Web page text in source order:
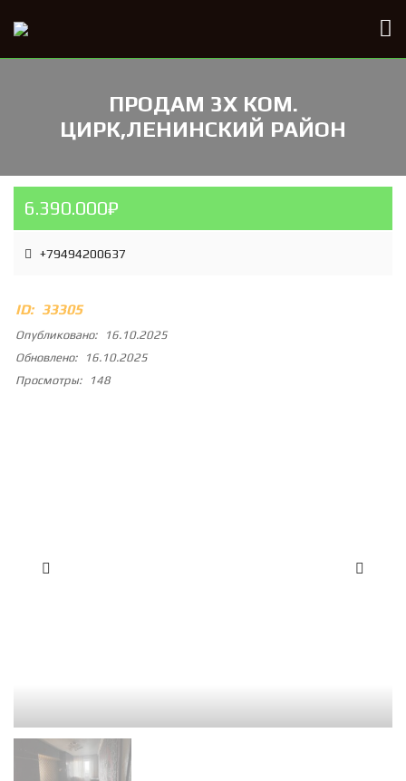
ПРОДАМ 3Х КОМ.
ЦИРК,ЛЕНИНСКИЙ РАЙОН
6.390.000₽
+79494200637
ID: 33305
Опубликовано:
16.10.2025
Обновлено:
16.10.2025
Просмотры:
148